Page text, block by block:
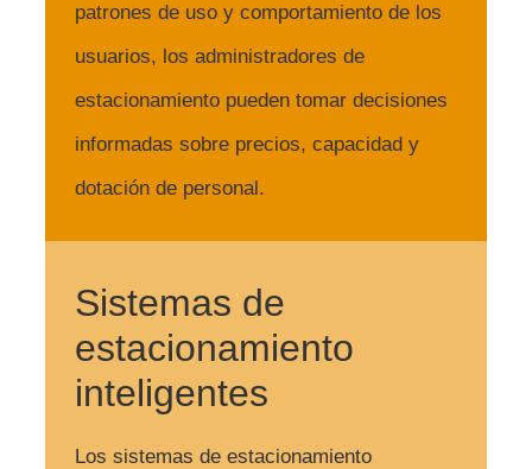
patrones de uso y comportamiento de los
usuarios, los administradores de
estacionamiento pueden tomar decisiones
informadas sobre precios, capacidad y
dotación de personal.
Sistemas de
estacionamiento
inteligentes
Los sistemas de estacionamiento